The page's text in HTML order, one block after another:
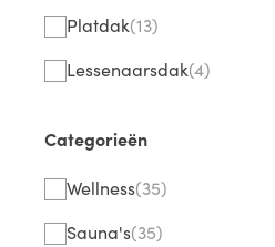
Platdak(13)
Lessenaarsdak(4)
Categorieën
Wellness(35)
Sauna's(35)